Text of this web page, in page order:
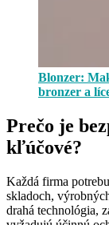
Blonzer:
bronzer a
Prečo je
kľúčové?
Každá firma
skladoch,
drahá technológia,